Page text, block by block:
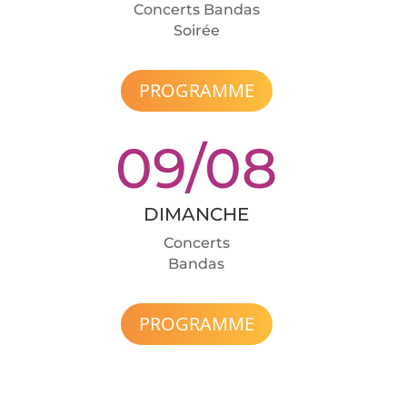
Concerts Bandas
Soirée
PROGRAMME
09/08
DIMANCHE
Concerts
Bandas
PROGRAMME